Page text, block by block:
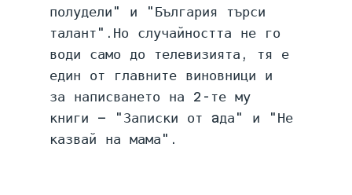
полудели" и "България търси
талант".Но случайността не го
води само до телевизията, тя е
един от главните виновници и
за написването на 2-те му
книги – "Записки от aда" и "Не
казвай на мама".